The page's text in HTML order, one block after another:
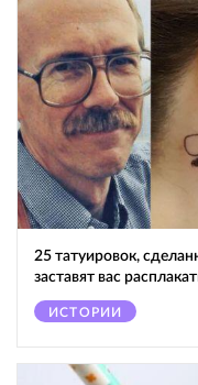
25 татуировок,
заставят вас
ИСТОРИИ